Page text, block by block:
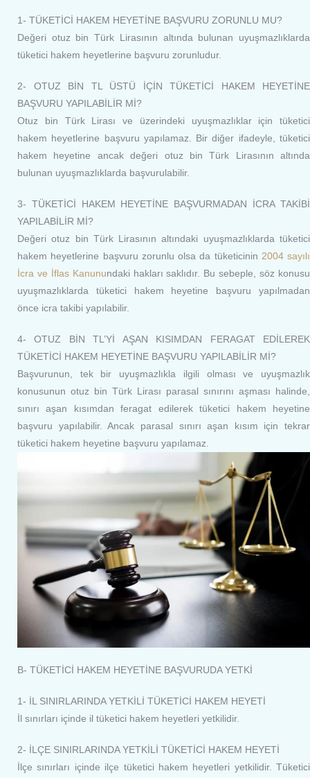
1- TÜKETİCİ HAKEM HEYETİNE BAŞVURU ZORUNLU MU?
Değeri otuz bin Türk Lirasının altında bulunan uyuşmazlıklarda
tüketici hakem heyetlerine başvuru zorunludur.
2- OTUZ BİN TL ÜSTÜ İÇİN TÜKETİCİ HAKEM HEYETİNE
BAŞVURU YAPILABİLİR Mİ?
Otuz bin Türk Lirası ve üzerindeki uyuşmazlıklar için tüketici
hakem heyetlerine başvuru yapılamaz. Bir diğer ifadeyle, tüketici
hakem heyetine ancak değeri otuz bin Türk Lirasının altında
bulunan uyuşmazlıklarda başvurulabilir.
3- TÜKETİCİ HAKEM HEYETİNE BAŞVURMADAN İCRA TAKİBİ
YAPILABİLİR Mİ?
Değeri otuz bin Türk Lirasının altındaki uyuşmazlıklarda tüketici
hakem heyetlerine başvuru zorunlu olsa da tüketicinin 2004 sayılı
İcra ve İflas Kanunundaki hakları saklıdır. Bu sebeple, söz konusu
uyuşmazlıklarda tüketici hakem heyetine başvuru yapılmadan
önce icra takibi yapılabilir.
4- OTUZ BİN TL’Yİ AŞAN KISIMDAN FERAGAT EDİLEREK
TÜKETİCİ HAKEM HEYETİNE BAŞVURU YAPILABİLİR Mİ?
Başvurunun, tek bir uyuşmazlıkla ilgili olması ve uyuşmazlık
konusunun otuz bin Türk Lirası parasal sınırını aşması halinde,
sınırı aşan kısımdan feragat edilerek tüketici hakem heyetine
başvuru yapılabilir. Ancak parasal sınırı aşan kısım için tekrar
tüketici hakem heyetine başvuru yapılamaz.
B- TÜKETİCİ HAKEM HEYETİNE BAŞVURUDA YETKİ
1- İL SINIRLARINDA YETKİLİ TÜKETİCİ HAKEM HEYETİ
İl sınırları içinde il tüketici hakem heyetleri yetkilidir.
2- İLÇE SINIRLARINDA YETKİLİ TÜKETİCİ HAKEM HEYETİ
İlçe sınırları içinde ilçe tüketici hakem heyetleri yetkilidir. Tüketici